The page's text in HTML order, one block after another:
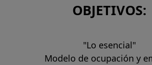
OBJETIVOS:
"Lo esencial"
Modelo de ocupación y